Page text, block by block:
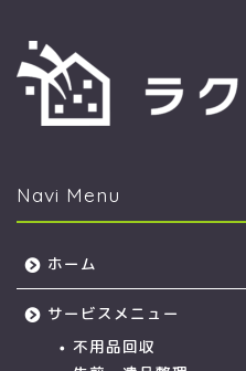
Navi Menu
ホーム
サービスメニュー
不用品回収